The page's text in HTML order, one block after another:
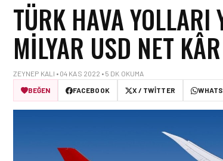
TÜRK HAVA
MILYAR USD NET
ZEYNEP KALI • 04 KAS 2022 • 5 DK OKUMA
BEĞEN
FACEBOOK X / TWITTER